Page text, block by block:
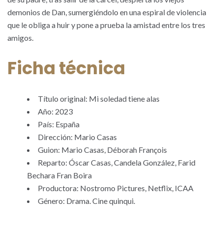
demonios de Dan, sumergiéndolo en una espiral de violencia
que le obliga a huir y pone a prueba la amistad entre los tres
amigos.
Ficha técnica
Título original: Mi soledad tiene alas
Año: 2023
País: España
Dirección: Mario Casas
Guion: Mario Casas, Déborah François
Reparto: Óscar Casas, Candela González, Farid
Bechara Fran Boira
Productora: Nostromo Pictures, Netflix, ICAA
Género: Drama. Cine quinqui.